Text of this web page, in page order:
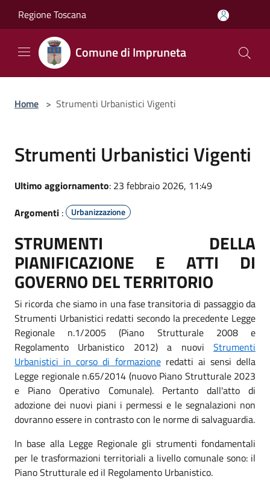
Regione Toscana
Comune di Impruneta
Home > Strumenti Urbanistici Vigenti
Strumenti Urbanistici Vigenti
Ultimo aggiornamento: 23 febbraio 2026, 11:49
Argomenti : Urbanizzazione
STRUMENTI DELLA
PIANIFICAZIONE E ATTI DI
GOVERNO DEL TERRITORIO
Si ricorda che siamo in una fase transitoria di passaggio da
Strumenti Urbanistici redatti secondo la precedente Legge
Regionale n.1/2005 (Piano Strutturale 2008 e
Regolamento Urbanistico 2012) a nuovi Strumenti
Urbanistici in corso di formazioneredatti ai sensi della
Legge regionale n.65/2014 (nuovo Piano Strutturale 2023
e Piano Operativo Comunale). Pertanto dall'atto di
adozione dei nuovi piani i permessi e le segnalazioni non
dovranno essere in contrasto con le norme di salvaguardia.
In base alla Legge Regionale gli strumenti fondamentali
per le trasformazioni territoriali a livello comunale sono: il
Piano Strutturale ed il Regolamento Urbanistico.